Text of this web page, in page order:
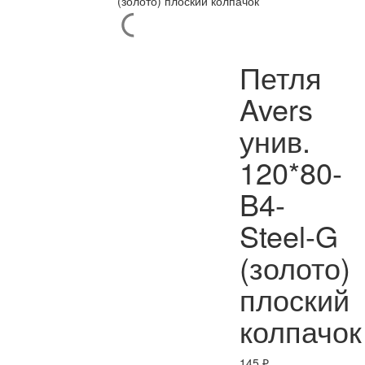
Петля
Avers
унив.
120*80-
B4-
Steel-G
(золото)
плоский
колпачок